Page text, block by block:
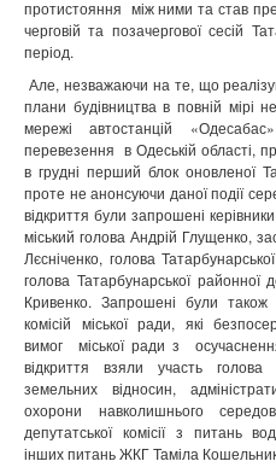
протистояння між ними та став
черговій та позачергової сесій
період.
Але, незважаючи на те, що
плани будівництва в повній мірі
мережі автостанцій
перевезення в Одеській області,
в грудні перший блок оновленої
проте не анонсуючи даної події
відкриття були запрошені
міський голова Андрій Глущенко,
Лєсніченко, голова
голова Татарбунарської районної
Кривенко. Запрошені були також
комісій міської ради, які
вимог міської ради з
відкриття взяли участь
земельних відносин,
охорони навколишнього
депутатської комісії з питань
інших питань ЖКГ Таміла